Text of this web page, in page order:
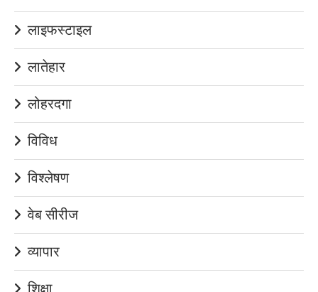
लाइफस्टाइल
लातेहार
लोहरदगा
विविध
विश्लेषण
वेब सीरीज
व्यापार
शिक्षा